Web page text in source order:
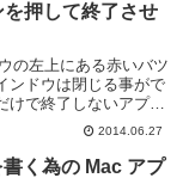
押して終了させ
の左上にある赤いバツ
ンドウは閉じる事がで
けで終了しないアプリ
す。なので、Windows
からとバツボタンを押
tab の...
2014.06.27
く為の Mac アプ